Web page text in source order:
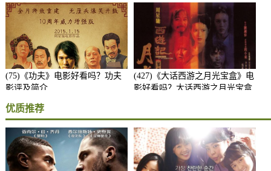
(75)《功夫》电影好看吗？功夫
影评及简介
(427)《大话西游之月光宝盒》电
影好看吗？大话西游之月光宝盒
优质推荐